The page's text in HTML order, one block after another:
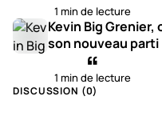
1 min de lecture
Kevin Big
son nouveau parti
1 min de lecture
DISCUSSION (0)